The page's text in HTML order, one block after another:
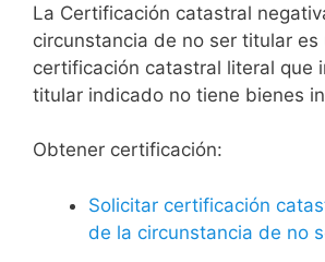
La Certificación catastral
circunstancia de no ser titular es
certificación catastral literal que
titular indicado no tiene bienes
Obtener certificación:
Solicitar certificación
de la circunstancia de no